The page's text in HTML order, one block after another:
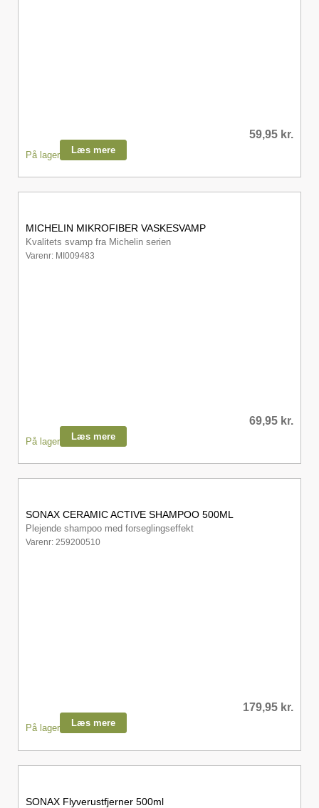
59,95 kr.
På lager Læs mere
MICHELIN MIKROFIBER VASKESVAMP
Kvalitets svamp fra Michelin serien
Varenr: MI009483
69,95 kr.
På lager Læs mere
SONAX CERAMIC ACTIVE SHAMPOO 500ML
Plejende shampoo med forseglingseffekt
Varenr: 259200510
179,95 kr.
På lager Læs mere
SONAX Flyverustfjerner 500ml